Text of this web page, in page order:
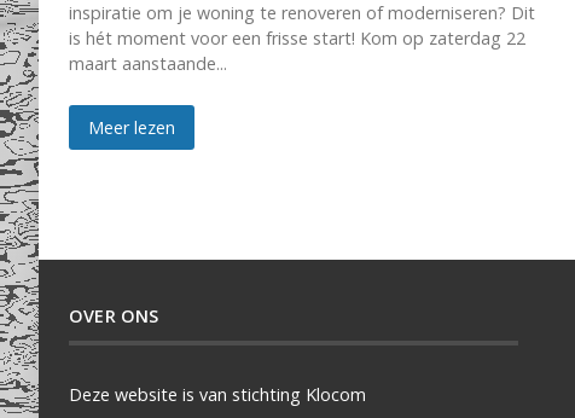
inspiratie om je woning te renoveren of moderniseren? Dit
is hét moment voor een frisse start! Kom op zaterdag 22
maart aanstaande...
Meer lezen
OVER ONS
Deze website is van stichting Klocom